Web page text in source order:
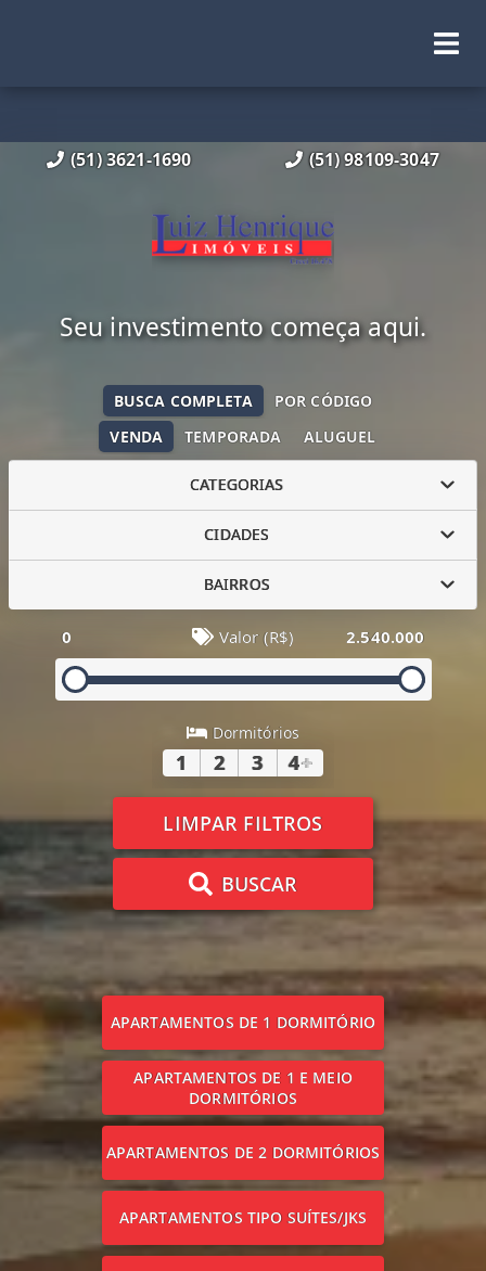
(51) 3621-1690 (51) 98109-3047
Seu investimento começa aqui.
VENDA TEMPORADA ALUGUEL
BUSCA COMPLETA POR CÓDIGO
CATEGORIAS
CIDADES
BAIRROS
0 Valor (R$) 2.540.000
Dormitórios
1 2 3 4+
LIMPAR FILTROS
BUSCAR
APARTAMENTOS DE 1 DORMITÓRIO
APARTAMENTOS DE 1 E MEIO
DORMITÓRIOS
APARTAMENTOS DE 2 DORMITÓRIOS
APARTAMENTOS TIPO SUÍTES/JKS